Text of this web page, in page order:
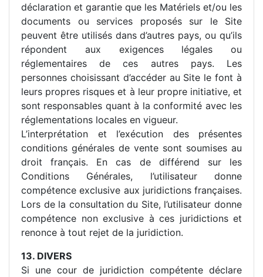
déclaration et garantie que les Matériels et/ou les
documents ou services proposés sur le Site
peuvent être utilisés dans d’autres pays, ou qu’ils
répondent aux exigences légales ou
réglementaires de ces autres pays. Les
personnes choisissant d’accéder au Site le font à
leurs propres risques et à leur propre initiative, et
sont responsables quant à la conformité avec les
réglementations locales en vigueur.
L’interprétation et l’exécution des présentes
conditions générales de vente sont soumises au
droit français. En cas de différend sur les
Conditions Générales, l’utilisateur donne
compétence exclusive aux juridictions françaises.
Lors de la consultation du Site, l’utilisateur donne
compétence non exclusive à ces juridictions et
renonce à tout rejet de la juridiction.
13. DIVERS
Si une cour de juridiction compétente déclare